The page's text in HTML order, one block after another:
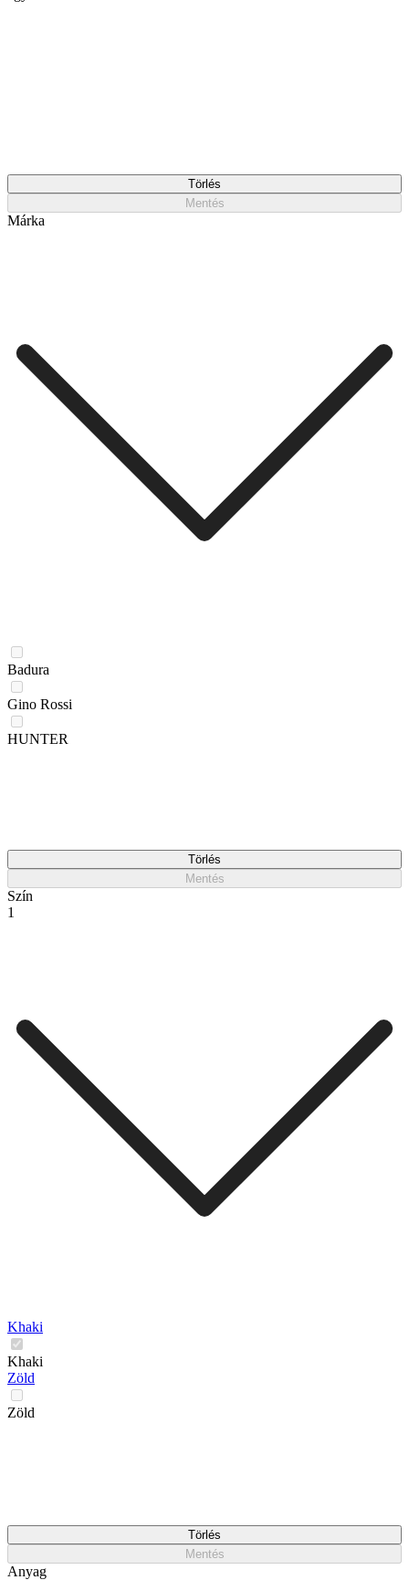
Törlés
Mentés
Márka
Badura
Gino Rossi
HUNTER
Törlés
Mentés
Szín
1
Khaki
Khaki
Zöld
Zöld
Törlés
Mentés
Anyag